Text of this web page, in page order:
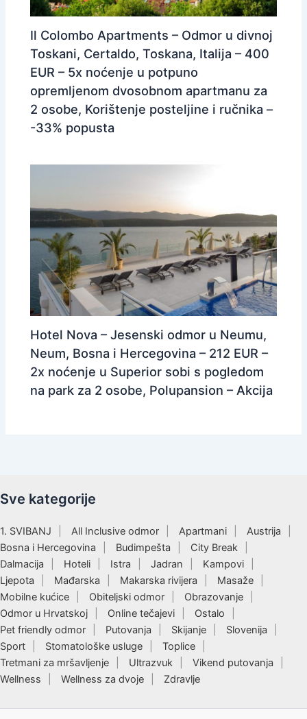
Il Colombo Apartments – Odmor u divnoj
Toskani, Certaldo, Toskana, Italija – 400
EUR – 5x noćenje u potpuno
opremljenom dvosobnom apartmanu za
2 osobe, Korištenje posteljine i ručnika –
-33% popusta
Hotel Nova – Jesenski odmor u Neumu,
Neum, Bosna i Hercegovina – 212 EUR –
2x noćenje u Superior sobi s pogledom
na park za 2 osobe, Polupansion – Akcija
Sve kategorije
1. SVIBANJ All Inclusive odmor Apartmani
Austrija
Bosna i Hercegovina
Budimpešta
City Break
Dalmacija
Hoteli Istra Jadran
Kampovi
Ljepota
Mađarska Makarska rivijera
Masaže
Mobilne kućice
Obiteljski odmor
Obrazovanje
Odmor u Hrvatskoj
Online tečajevi
Ostalo
Pet friendly odmor
Putovanja Skijanje
Slovenija
Sport
Stomatološke usluge
Toplice
Tretmani za mršavljenje
Ultrazvuk
Vikend putovanja
Wellness
Wellness za dvoje Zdravlje